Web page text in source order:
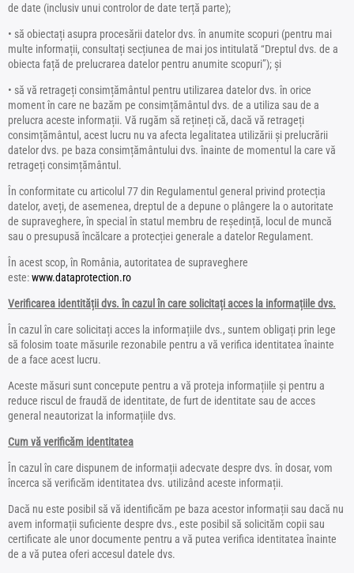
de date (inclusiv unui controlor de date terță parte);
• să obiectați asupra procesării datelor dvs. în anumite scopuri (pentru mai
multe informații, consultați secțiunea de mai jos intitulată “Dreptul dvs. de a
obiecta față de prelucrarea datelor pentru anumite scopuri”); și
• să vă retrageți consimțământul pentru utilizarea datelor dvs. în orice
moment în care ne bazăm pe consimțământul dvs. de a utiliza sau de a
prelucra aceste informații. Vă rugăm să rețineți că, dacă vă retrageți
consimțământul, acest lucru nu va afecta legalitatea utilizării și prelucrării
datelor dvs. pe baza consimțământului dvs. înainte de momentul la care vă
retrageți consimțământul.
În conformitate cu articolul 77 din Regulamentul general privind protecția
datelor, aveți, de asemenea, dreptul de a depune o plângere la o autoritate
de supraveghere, în special în statul membru de reședință, locul de muncă
sau o presupusă încălcare a protecției generale a datelor Regulament.
În acest scop, în România, autoritatea de supraveghere
este:www.dataprotection.ro
Verificarea identității dvs. în cazul în care solicitați acces la informațiile dvs.
În cazul în care solicitați acces la informațiile dvs., suntem obligați prin lege
să folosim toate măsurile rezonabile pentru a vă verifica identitatea înainte
de a face acest lucru.
Aceste măsuri sunt concepute pentru a vă proteja informațiile și pentru a
reduce riscul de fraudă de identitate, de furt de identitate sau de acces
general neautorizat la informațiile dvs.
Cum vă verificăm identitatea
În cazul în care dispunem de informații adecvate despre dvs. în dosar, vom
încerca să verificăm identitatea dvs. utilizând aceste informații.
Dacă nu este posibil să vă identificăm pe baza acestor informații sau dacă nu
avem informații suficiente despre dvs., este posibil să solicităm copii sau
certificate ale unor documente pentru a vă putea verifica identitatea înainte
de a vă putea oferi accesul datele dvs.